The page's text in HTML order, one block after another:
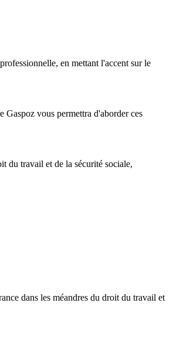
en mettant l'accent sur le
vous permettra d'aborder ces
du travail et de la sécurité sociale,
dans les méandres du droit du travail et